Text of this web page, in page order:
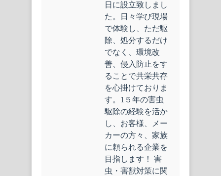
日に設立致しまし
た。日々学び現場
で体験し、ただ駆
除、処分するだけ
でなく、環境改
善、侵入防止をす
ることで共栄共存
を心掛けておりま
す。1５年の害虫
駆除の経験を活か
し、お客様、メー
カーの方々、家族
に頼られる企業を
目指します！ 害
虫・害獣対策に関